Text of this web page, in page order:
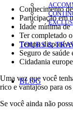
TOURS &
BLOG
Conhecimento
Participação em
Idade mínima de
Ter completado
Tempo
Seguro de
Cidadania
Uma vez que você
rico e vantajoso para
Se você ainda não